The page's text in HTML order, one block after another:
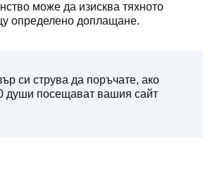
може да изисква тяхното
определено доплащане.
си струва да поръчате, ако
души посещават вашия сайт